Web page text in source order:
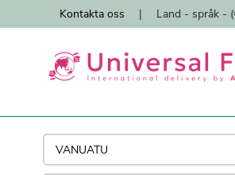
Kontakta oss | Land - språk -